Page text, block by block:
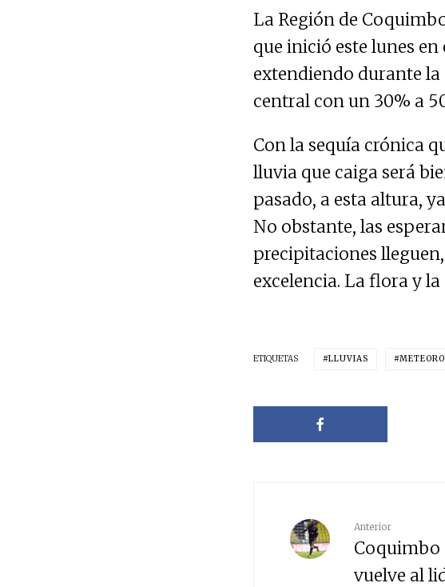
La Región de
que inició este lunes
extendiendo durante la
central con un 30% a
Con la sequía crónica
lluvia que caiga será
pasado, a esta altura,
No obstante, las
precipitaciones
excelencia. La flora y
ETIQUETAS LLUVIAS
Anterior
Coquimbo
vuelve al